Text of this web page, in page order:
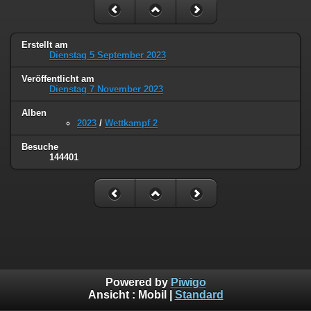
Erstellt am
Dienstag 5 September 2023
Veröffentlicht am
Dienstag 7 November 2023
Alben
2023 / Wettkampf 2
Besuche
144401
Powered by Piwigo
Ansicht : Mobil Standard